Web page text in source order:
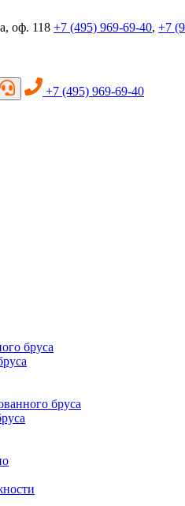
оф. 118 +7 (495) 969-69-40, +7
+7 (495) 969-69-40
бруса
бруса